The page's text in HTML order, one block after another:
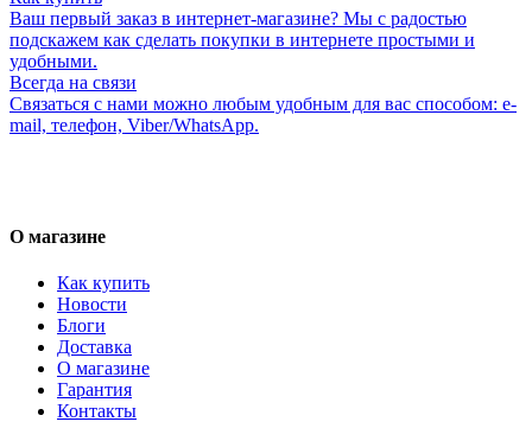
Ваш первый заказ в интернет-магазине? Мы с радостью
подскажем как сделать покупки в интернете простыми и
удобными.
Всегда на связи
Связаться с нами можно любым удобным для вас способом: e-
mail, телефон, Viber/WhatsApp.
О магазине
Как купить
Новости
Блоги
Доставка
О магазине
Гарантия
Контакты